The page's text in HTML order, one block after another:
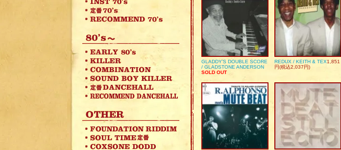
GLADDY’S DOUBLE SCORE
/ GLADSTONE ANDERSON
SOLD OUT
REDUX / KEITH & TEX1,851
円(税込2,037円)